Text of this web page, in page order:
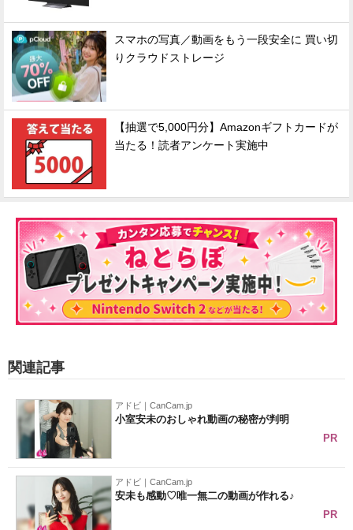
スマホの写真／動画をもう一段安全に 買い切
りクラウドストレージ
【抽選で5,000円分】Amazonギフトカードが
当たる！読者アンケート実施中
関連記事
アドビ｜CanCam.jp
小室安未のおしゃれ動画の秘密が判明
PR
アドビ｜CanCam.jp
安未も感動♡唯一無二の動画が作れる♪
PR